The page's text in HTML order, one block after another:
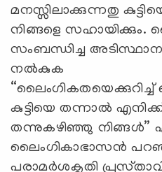
മനസ്സിലാക്കുന്നതു
നിങ്ങളെ സഹായിക്കും.
സംബന്ധിച്ച അടിസ്ഥാന
നൽകുക
“ലൈംഗികതയെക്കുറിച്ച്
കുട്ടിയെ തന്നാൽ
തന്നുകഴിഞ്ഞു നിങ്ങൾ”
ലൈംഗികാഭാസൻ
പരാമർശകൃതി